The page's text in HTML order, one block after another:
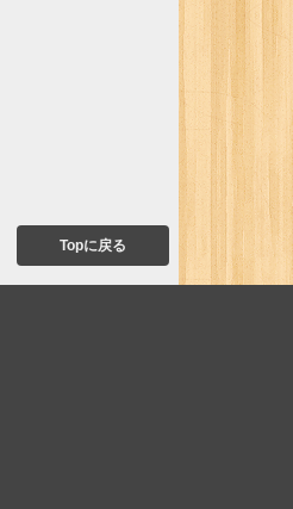
Topに戻る